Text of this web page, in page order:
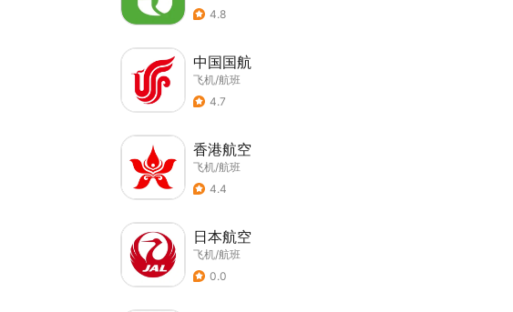
4.8
中国国航
飞机/航班
4.7
香港航空
飞机/航班
4.4
日本航空
飞机/航班
0.0